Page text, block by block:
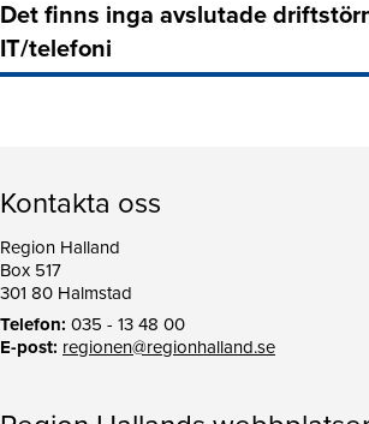
Det finns inga avslutade
IT/telefoni
Kontakta oss
Region Halland
Box 517
301 80 Halmstad
Telefon: 035 - 13 48 00
E-post: regionen@regionhalland.se